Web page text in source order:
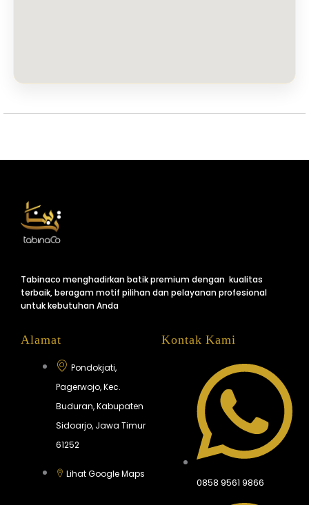
Tabinaco menghadirkan batik premium dengan kualitas
terbaik, beragam motif pilihan dan pelayanan profesional
untuk kebutuhan Anda
Alamat
Pondokjati,
Pagerwojo, Kec.
Buduran, Kabupaten
Sidoarjo, Jawa Timur
61252
Lihat Google Maps
Kontak Kami
0858 9561 9866